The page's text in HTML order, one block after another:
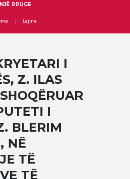
NJË RRUGE
Lajme
I
Z. ILAS
I
BLERIM
NË
TË
TË